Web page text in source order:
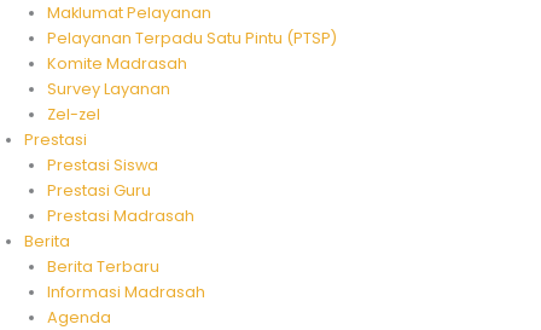
Maklumat Pelayanan
Pelayanan Terpadu Satu Pintu (PTSP)
Komite Madrasah
Survey Layanan
Zel-zel
Prestasi
Prestasi Siswa
Prestasi Guru
Prestasi Madrasah
Berita
Berita Terbaru
Informasi Madrasah
Agenda